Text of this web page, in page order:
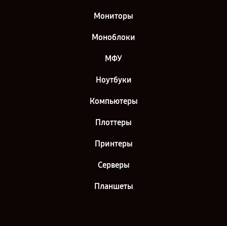
Мониторы
Моноблоки
МФУ
Ноутбуки
Компьютеры
Плоттеры
Принтеры
Серверы
Планшеты